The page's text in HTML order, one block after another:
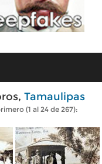
Tamaulipas
(1 al 24 de 267):